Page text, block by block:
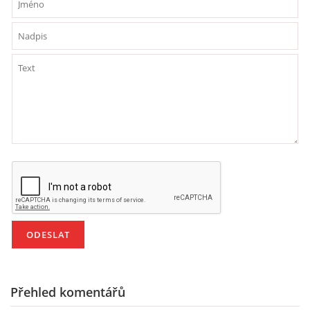
PÍSNĚ K TÉMATU PODZIM
BÁSNĚ K TÉMATU PODZIM
BÁSNĚ K TÉMATU ZIMA
POHYBOVÉ AKTIVITY NA TÉMA ZIMA
Přehled komentářů